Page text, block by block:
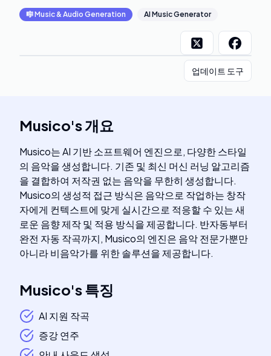
🎼Music & Audio Generation AI Music Generator
업데이트 도구
Musico's개요
Musico는 AI 기반 소프트웨어 엔진으로, 다양한 스타일
의 음악을 생성합니다. 기존 및 최신 머신 러닝 알고리즘
을 결합하여 저작권 없는 음악을 무한히 생성합니다.
Musico의 생성적 접근 방식은 음악으로 작업하는 창작
자에게 컨텍스트에 맞게 실시간으로 적응할 수 있는 새
로운 음향 제작 및 적용 방식을 제공합니다. 반자동부터
완전 자동 작곡까지, Musico의 엔진은 음악 전문가뿐만
아니라 비음악가를 위한 솔루션을 제공합니다.
Musico's특징
AI 지원 작곡
증강 연주